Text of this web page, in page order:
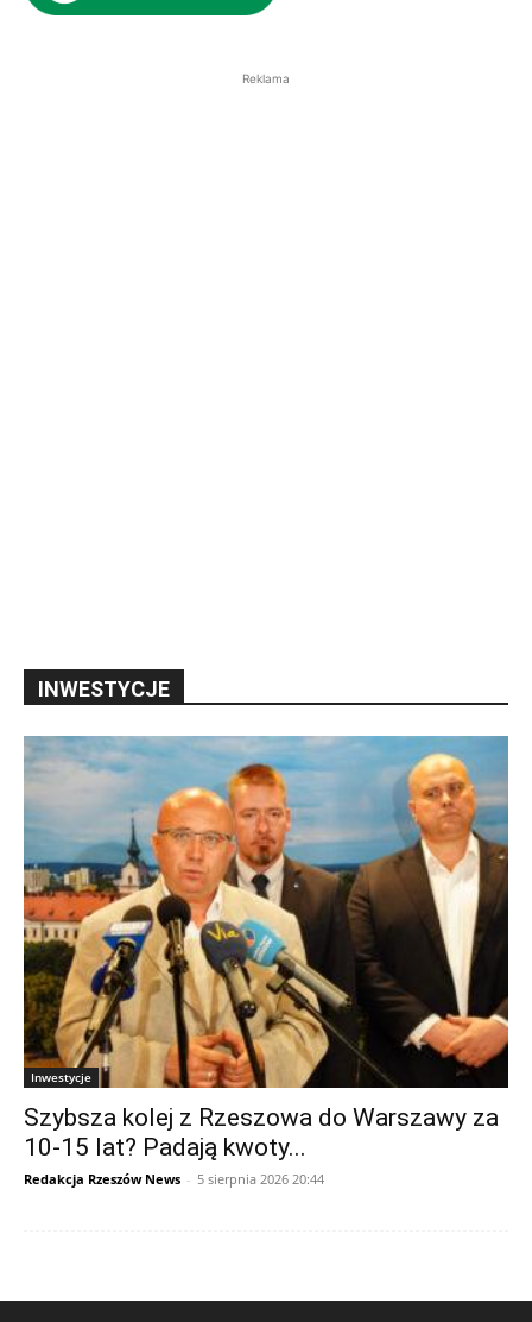
Reklama
INWESTYCJE
Inwestycje
Szybsza kolej z Rzeszowa do Warszawy za
10-15 lat? Padają kwoty...
Redakcja Rzeszów News - 5 sierpnia 2026 20:44